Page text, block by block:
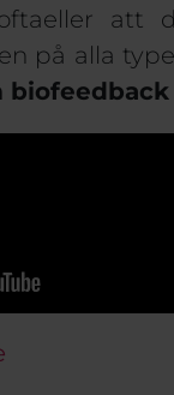
eller att
på alla
biofeedback